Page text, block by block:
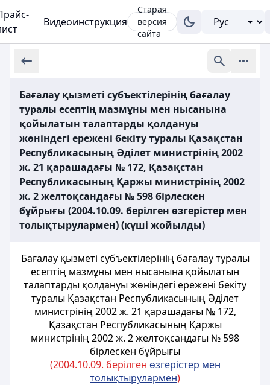
Видеоинструкция
Старая
версия
сайта
Бағалау қызметі субъектілерінің бағалау
туралы есептің мазмұны мен нысанына
қойылатын талаптарды қолдануы
жөніндегі ережені бекіту туралы Қазақстан
Республикасының Әділет министрінің 2002
ж. 21 қарашадағы № 172, Қазақстан
Республикасының Қаржы министрінің 2002
ж. 2 желтоқсандағы № 598 бірлескен
бұйрығы (2004.10.09. берілген өзгерістер мен
толықтырулармен) (күші жойылды)
Бағалау қызметі субъектілерінің бағалау туралы
есептің мазмұны мен нысанына қойылатын
талаптарды қолдануы жөніндегі ережені бекіту
туралы Қазақстан Республикасының Әділет
министрінің 2002 ж. 21 қарашадағы № 172,
Қазақстан Республикасының Қаржы
министрінің 2002 ж. 2 желтоқсандағы № 598
бірлескен бұйрығы
(2004.10.09. берілген өзгерістер мен
толықтырулармен)